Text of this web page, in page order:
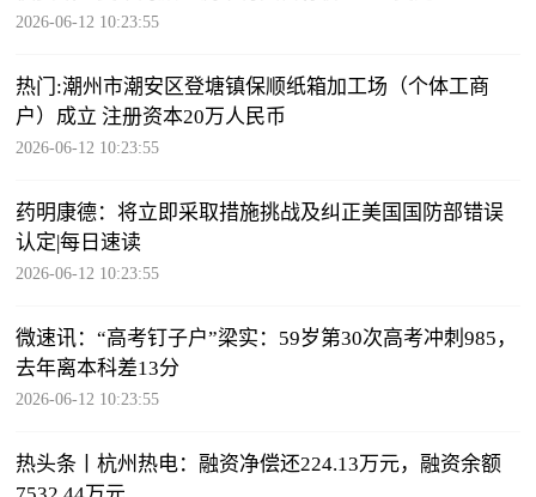
2026-06-12 10:23:55
热门:潮州市潮安区登塘镇保顺纸箱加工场（个体工商
户）成立 注册资本20万人民币
2026-06-12 10:23:55
药明康德：将立即采取措施挑战及纠正美国国防部错误
认定|每日速读
2026-06-12 10:23:55
微速讯：“高考钉子户”梁实：59岁第30次高考冲刺985，
去年离本科差13分
2026-06-12 10:23:55
热头条丨杭州热电：融资净偿还224.13万元，融资余额